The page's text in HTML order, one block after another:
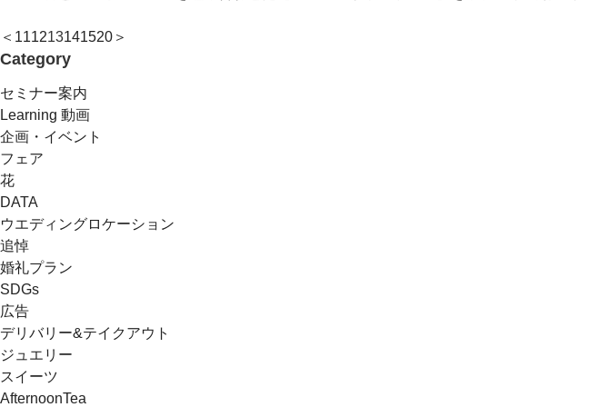
＜ 111213141520 ＞
Category
セミナー案内
Learning 動画
企画・イベント
フェア
花
DATA
ウエディングロケーション
追悼
婚礼プラン
SDGs
広告
デリバリー&テイクアウト
ジュエリー
スイーツ
AfternoonTea